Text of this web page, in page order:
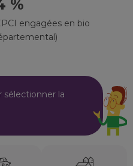
%
engagées en bio
sélectionner la